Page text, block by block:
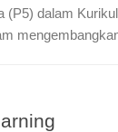
(P5) dalam